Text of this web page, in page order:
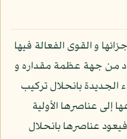
و القوى الفعالة فيها
من جهة عظمة مقداره و
الجديدة بانحلال تركيب
إلى عناصرها الأولية
عناصرها بانحلال